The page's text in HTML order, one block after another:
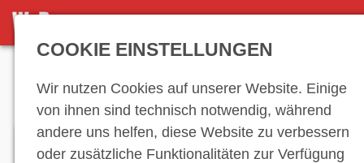
DETAILSEITE
COOKIE EINSTELLUNGEN
Wir nutzen Cookies auf unserer Website. Einige
von ihnen sind technisch notwendig, während
andere uns helfen, diese Website zu verbessern
oder zusätzliche Funktionalitäten zur Verfügung